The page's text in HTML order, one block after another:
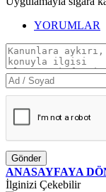
YORUMLAR
Gönder
ANASAYFAYA
İlginizi Çekebilir